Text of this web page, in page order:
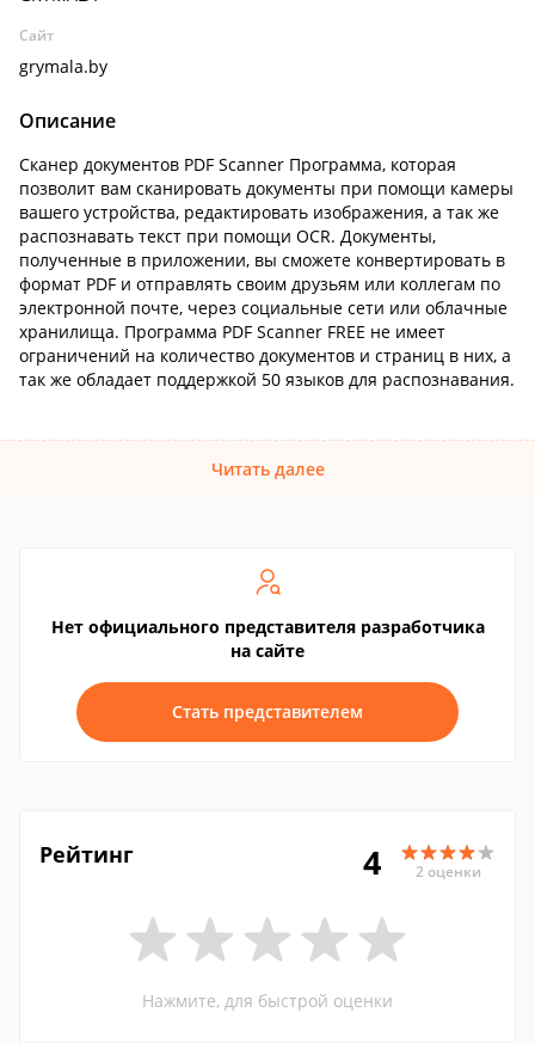
Сайт
grymala.by
Описание
Сканер документов PDF Scanner Программа, которая
позволит вам сканировать документы при помощи камеры
вашего устройства, редактировать изображения, а так же
распознавать текст при помощи OCR. Документы,
полученные в приложении, вы сможете конвертировать в
формат PDF и отправлять своим друзьям или коллегам по
электронной почте, через социальные сети или облачные
хранилища. Программа PDF Scanner FREE не имеет
ограничений на количество документов и страниц в них, а
так же обладает поддержкой 50 языков для распознавания.
Читать далее
Нет официального представителя разработчика
на сайте
Стать представителем
Рейтинг 4 2 оценки
Нажмите, для быстрой оценки